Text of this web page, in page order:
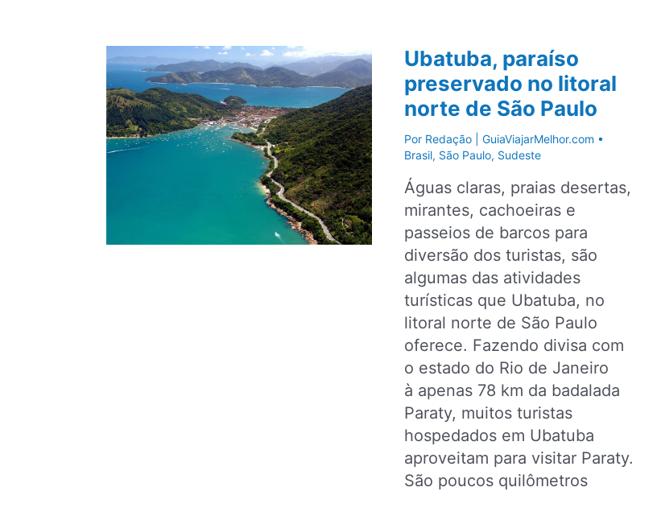
do
Edifício
Martinelli
em
São
Paulo
Ubatuba, paraíso
preservado no litoral
norte de São Paulo
Por Redação | GuiaViajarMelhor.com •
Brasil, São Paulo, Sudeste
Águas claras, praias desertas,
mirantes, cachoeiras e
passeios de barcos para
diversão dos turistas, são
algumas das atividades
turísticas que Ubatuba, no
litoral norte de São Paulo
oferece. Fazendo divisa com
o estado do Rio de Janeiro
à apenas 78 km da badalada
Paraty, muitos turistas
hospedados em Ubatuba
aproveitam para visitar Paraty.
São poucos quilômetros